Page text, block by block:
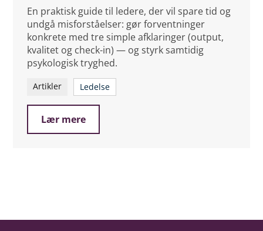
En praktisk guide til ledere, der vil spare tid og
undgå misforståelser: gør forventninger
konkrete med tre simple afklaringer (output,
kvalitet og check-in) — og styrk samtidig
psykologisk tryghed.
Artikler Ledelse
Lær mere